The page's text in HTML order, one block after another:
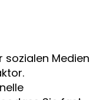
sozialen Medien